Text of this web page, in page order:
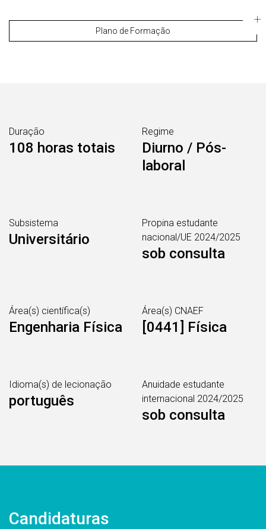
Plano de Formação
Duração
108 horas totais
Regime
Diurno / Pós-
laboral
Subsistema
Universitário
Propina estudante
nacional/UE 2024/2025
sob consulta
Área(s) científica(s)
Engenharia Física
Área(s) CNAEF
[0441] Física
Idioma(s) de lecionação
português
Anuidade estudante
internacional 2024/2025
sob consulta
Candidaturas